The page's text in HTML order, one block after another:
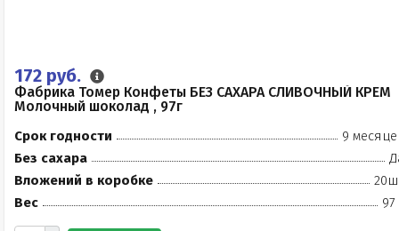
172 руб.
Фабрика Томер Конфеты БЕЗ САХАРА СЛИВОЧНЫЙ КРЕМ
Молочный шоколад , 97г
Срок годности
9
Без сахара
Вложений в коробке
Вес
97